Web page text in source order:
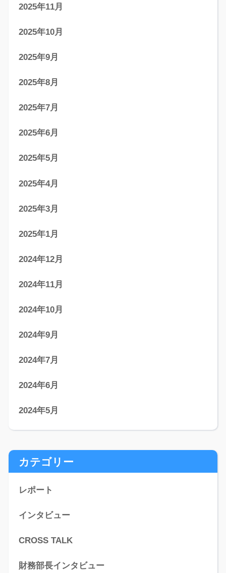
2025年11月
2025年10月
2025年9月
2025年8月
2025年7月
2025年6月
2025年5月
2025年4月
2025年3月
2025年1月
2024年12月
2024年11月
2024年10月
2024年9月
2024年7月
2024年6月
2024年5月
カテゴリー
レポート
インタビュー
CROSS TALK
財務部長インタビュー